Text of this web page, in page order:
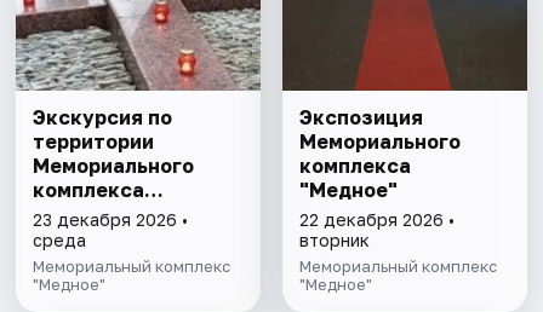
Экскурсия по
территории
Мемориального
комплекса
"Медное"
23 декабря 2026 •
среда
Мемориальный комплекс
"Медное"
Экспозиция
Мемориального
комплекса
"Медное"
22 декабря 2026 •
вторник
Мемориальный комплекс
"Медное"